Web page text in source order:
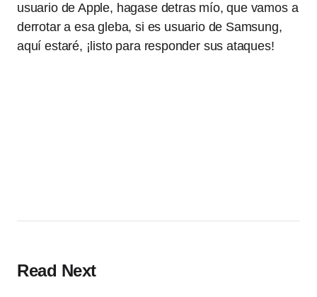
usuario de Apple, hagase detras mío, que vamos a
derrotar a esa gleba, si es usuario de Samsung,
aquí estaré, ¡listo para responder sus ataques!
Read Next